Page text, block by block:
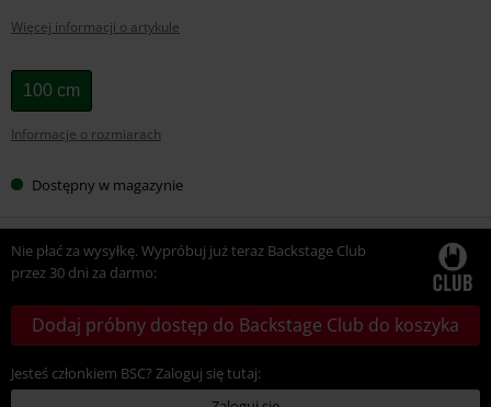
Więcej informacji o artykule
Wybierz
swój
rozmiar
100 cm
Informacje o rozmiarach
Dostępny w magazynie
Nie płać za wysyłkę. Wypróbuj już teraz Backstage Club
przez 30 dni za darmo:
Dodaj próbny dostęp do Backstage Club do koszyka
Jesteś członkiem BSC? Zaloguj się tutaj: